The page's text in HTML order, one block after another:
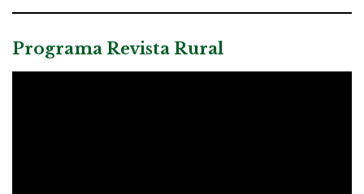
Programa Revista Rural